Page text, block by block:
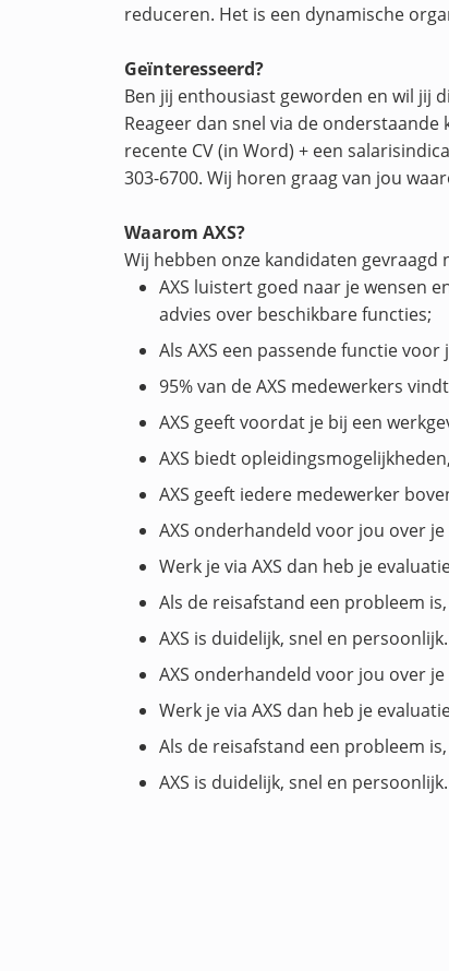
reduceren. Het is een dynamische
Geïnteresseerd?
Ben jij enthousiast geworden en wil jij
Reageer dan snel via de
recente CV (in Word) + een
303-6700. Wij horen graag van jou
Waarom AXS?
Wij hebben onze kandidaten gevraagd
AXS luistert goed naar je wensen
advies over beschikbare functies;
Als AXS een passende functie
95% van de AXS medewerkers
AXS geeft voordat je bij een
AXS biedt
AXS geeft iedere medewerker
AXS onderhandeld voor jou over
Werk je via AXS dan heb je
Als de reisafstand een probleem
AXS is duidelijk, snel en
AXS onderhandeld voor jou over
Werk je via AXS dan heb je
Als de reisafstand een probleem
AXS is duidelijk, snel en